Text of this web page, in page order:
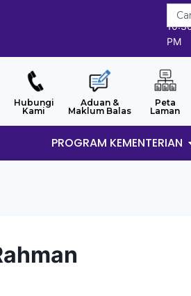
6/8/
PM
Hubungi
Kami
Aduan &
Maklum Balas
Peta
Laman
PROGRAM KEMENTERIAN